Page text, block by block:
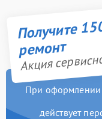
Получите
ремонт
Акция
При оформлении
действует